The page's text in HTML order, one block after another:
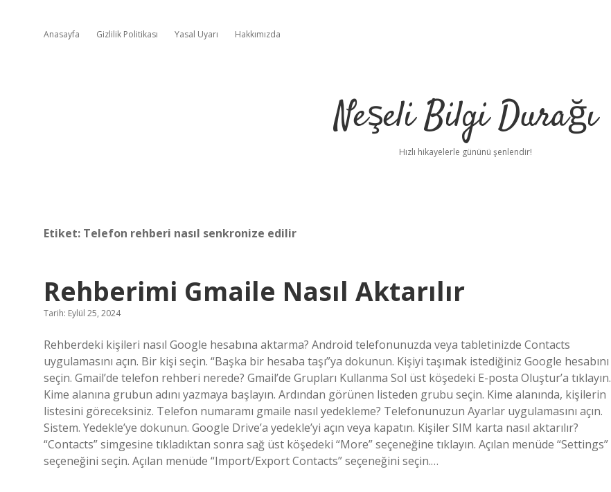
Anasayfa Gizlilik Politikası Yasal Uyarı Hakkımızda
Neşeli Bilgi Durağı
Hızlı hikayelerle gününü şenlendir!
Etiket: Telefon rehberi nasıl senkronize edilir
Rehberimi Gmaile Nasıl Aktarılır
Tarih: Eylül 25, 2024
Rehberdeki kişileri nasıl Google hesabına aktarma? Android telefonunuzda veya tabletinizde Contacts
uygulamasını açın. Bir kişi seçin. “Başka bir hesaba taşı”ya dokunun. Kişiyi taşımak istediğiniz Google hesabını
seçin. Gmail’de telefon rehberi nerede? Gmail’de Grupları Kullanma Sol üst köşedeki E-posta Oluştur’a tıklayın.
Kime alanına grubun adını yazmaya başlayın. Ardından görünen listeden grubu seçin. Kime alanında, kişilerin
listesini göreceksiniz. Telefon numaramı gmaile nasıl yedekleme? Telefonunuzun Ayarlar uygulamasını açın.
Sistem. Yedekle’ye dokunun. Google Drive’a yedekle’yi açın veya kapatın. Kişiler SIM karta nasıl aktarılır?
“Contacts” simgesine tıkladıktan sonra sağ üst köşedeki “More” seçeneğine tıklayın. Açılan menüde “Settings”
seçeneğini seçin. Açılan menüde “Import/Export Contacts” seçeneğini seçin.…